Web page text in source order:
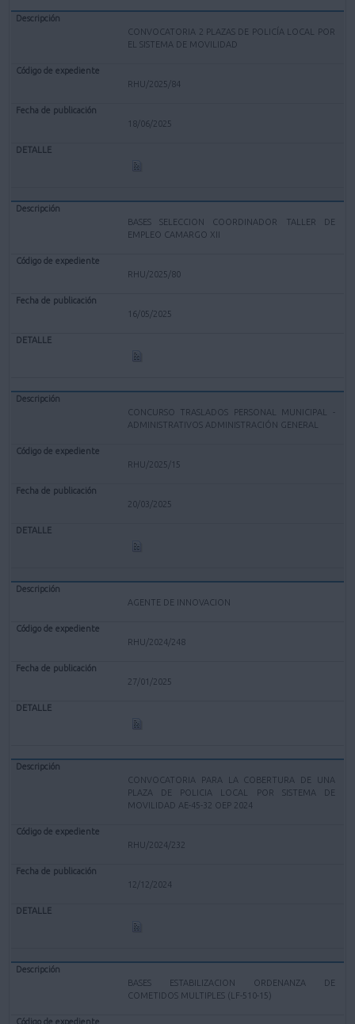
CONVOCATORIA 2 PLAZAS DE POLICÍA LOCAL POR
EL SISTEMA DE MOVILIDAD
RHU/2025/84
18/06/2025
BASES SELECCION COORDINADOR TALLER DE
EMPLEO CAMARGO XII
RHU/2025/80
16/05/2025
CONCURSO TRASLADOS PERSONAL MUNICIPAL -
ADMINISTRATIVOS ADMINISTRACIÓN GENERAL
RHU/2025/15
20/03/2025
AGENTE DE INNOVACION
RHU/2024/248
27/01/2025
CONVOCATORIA PARA LA COBERTURA DE UNA
PLAZA DE POLICIA LOCAL POR SISTEMA DE
MOVILIDAD AE-45-32 OEP 2024
RHU/2024/232
12/12/2024
BASES ESTABILIZACION ORDENANZA DE
COMETIDOS MULTIPLES (LF-510-15)